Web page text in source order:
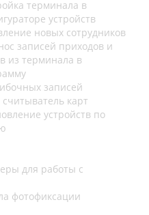
терминала в
устройств
новых сотрудников
записей приходов и
из терминала в
записей
карт
устройств по
для работы с
фотофиксации